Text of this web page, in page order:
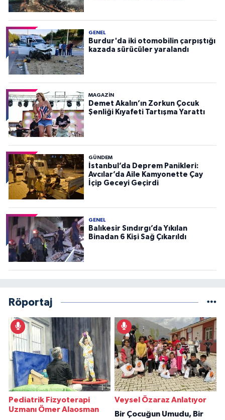
GENEL
Burdur'da iki otomobilin çarpıştığı
kazada sürücüler yaralandı
MAGAZİN
Demet Akalın’ın Zorkun Çocuk
Şenliği Kıyafeti Tartışma Yarattı
GÜNDEM
İstanbul’da Deprem Panikleri:
Avcılar’da Aile Kamyonette Çay
İçip Geceyi Geçirdi
GENEL
Balıkesir Sındırgı’da Yıkılan
Binadan 6 Kişi Sağ Çıkarıldı
Röportaj
Pediatrik Fizyoterapi
Uzmanı Ömer Alaosman
Veysel Özaraz Anlatıyor
Bir Çocuğun Umudu, Bir